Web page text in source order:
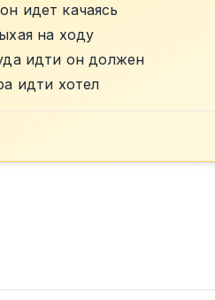
идет качаясь
на ходу
идти он должен
идти хотел